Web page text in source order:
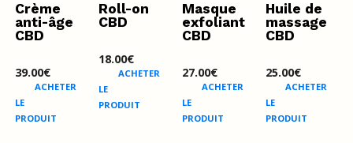
Crème
anti-âge
CBD
39.00€
ACHETER
LE
PRODUIT
Roll-on
CBD
18.00€
ACHETER
LE
PRODUIT
Masque
exfoliant
CBD
27.00€
ACHETER
LE
PRODUIT
Huile de
massage
CBD
25.00€
ACHETER
LE
PRODUIT